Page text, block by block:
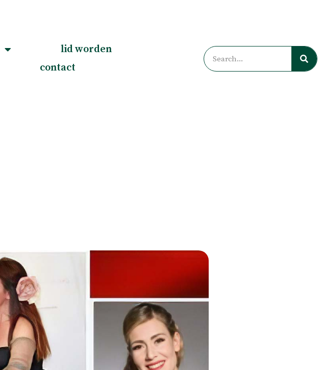
lid worden
contact
Zoeken